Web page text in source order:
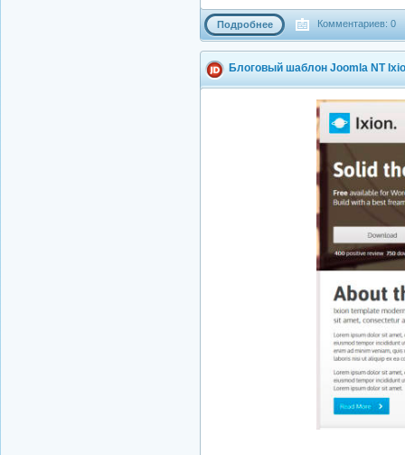
Подробнее Комментариев: 0
Блоговый шаблон Joomla NT